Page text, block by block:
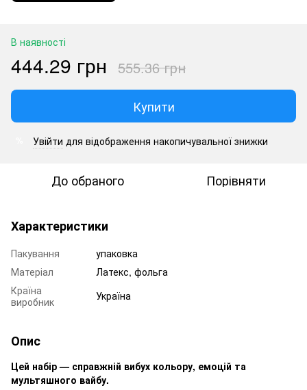
В наявності
444.29 грн 555.36 грн
Купити
Увійти для відображення накопичувальної знижки
До обраного Порівняти
Характеристики
Пакування
упаковка
Матеріал
Латекс, фольга
Країна
виробник
Україна
Опис
Цей набір — справжній вибух кольору, емоцій та
мультяшного вайбу.